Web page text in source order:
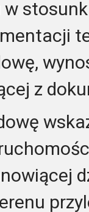
z